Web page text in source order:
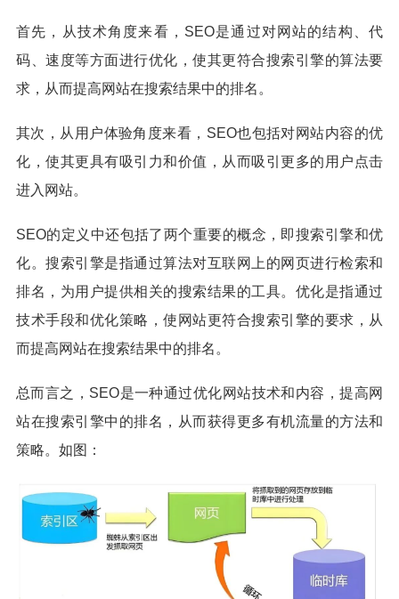
首先，从技术角度来看，SEO是通过对网站的结构、代
码、速度等方面进行优化，使其更符合搜索引擎的算法要
求，从而提高网站在搜索结果中的排名。
其次，从用户体验角度来看，SEO也包括对网站内容的优
化，使其更具有吸引力和价值，从而吸引更多的用户点击
进入网站。
SEO的定义中还包括了两个重要的概念，即搜索引擎和优
化。搜索引擎是指通过算法对互联网上的网页进行检索和
排名，为用户提供相关的搜索结果的工具。优化是指通过
技术手段和优化策略，使网站更符合搜索引擎的要求，从
而提高网站在搜索结果中的排名。
总而言之，SEO是一种通过优化网站技术和内容，提高网
站在搜索引擎中的排名，从而获得更多有机流量的方法和
策略。如图：